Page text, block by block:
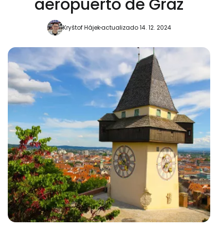
Kryštof Hájekactualizado 14. 12. 2024
Continuar con Google
Continuar con Facebook
Continuar con Email